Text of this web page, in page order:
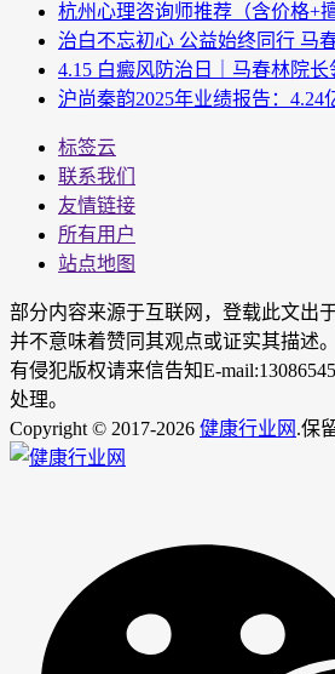
杭州心理咨询师推荐（含价格+
治白不忘初心 公益始终同行 马
4.15 白癜风防治日｜马春林院长
沪尚秦韵2025年业绩报告：4.24
标签云
联系我们
友情链接
所有用户
站点地图
部分内容来源于互联网，登载此文出
并不意味着赞同其观点或证实其描述
有侵犯版权请来信告知E-
处理。
Copyright © 2017-2026 健康行业网 .保